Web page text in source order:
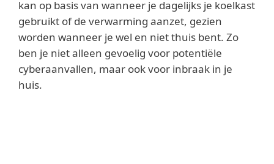
kan op basis van wanneer je dagelijks je koelkast
gebruikt of de verwarming aanzet, gezien
worden wanneer je wel en niet thuis bent. Zo
ben je niet alleen gevoelig voor potentiële
cyberaanvallen, maar ook voor inbraak in je
huis.